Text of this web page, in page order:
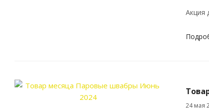
Акция
24 мая